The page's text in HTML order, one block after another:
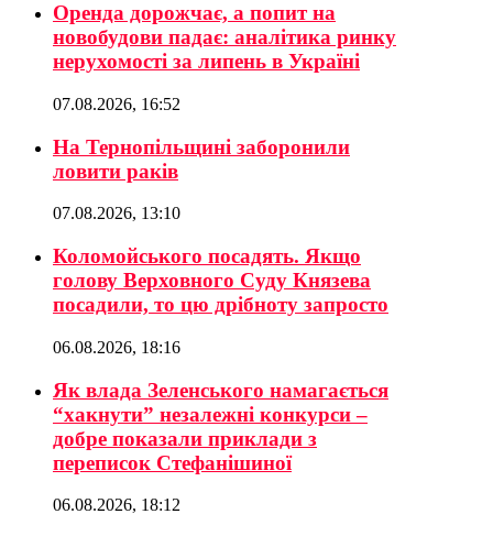
Оренда дорожчає, а попит на
новобудови падає: аналітика ринку
нерухомості за липень в Україні
07.08.2026, 16:52
На Тернопільщині заборонили
ловити раків
07.08.2026, 13:10
Коломойського посадять. Якщо
голову Верховного Суду Князева
посадили, то цю дрібноту запросто
06.08.2026, 18:16
Як влада Зеленського намагається
“хакнути” незалежні конкурси –
добре показали приклади з
переписок Стефанішиної
06.08.2026, 18:12